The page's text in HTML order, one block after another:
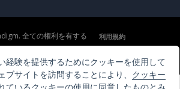
全ての権利を有する
利用規約
Content Guidelines セキュリティ概要
経験を提供するためにクッキーを使用して
ブサイトを訪問することにより、 クッキー